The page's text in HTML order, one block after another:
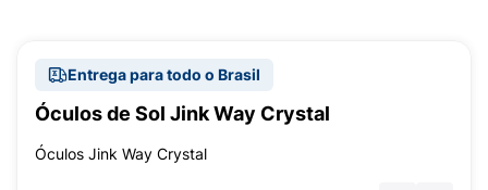
Entrega para todo o Brasil
Óculos de Sol Jink Way Crystal
Óculos Jink Way Crystal